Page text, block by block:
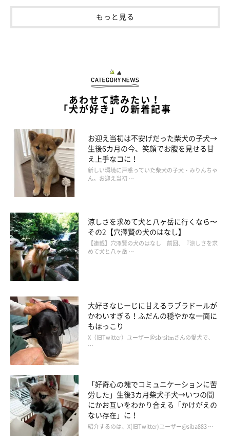
嬉しすぎて、ダブルオテ！
こんちゃんは普段からあのような感じだそうで、「やりたい」
「やりたくない」などの態度の違いがはっきりしている
う。
んについて、飼い主さんはどう思っているのでしょうか。
飼い主さん：
「おやつがあるときとないときの温度差がわかりやすく態度に出
ているところが、人みたいでおもしろいです。普段おやつをあげ
ないからか、こんちゃんはたまにもらえるおやつがすごく嬉しい
みたいで、食いしん坊が前面に出てニコニコ笑顔も全開で…可愛
くてたまらないです。
おもちゃが目の前にあるときなんかも、同じような笑顔全開のオ
テをしてくれるのですが、なにもご褒美がないときはなんかやる
気のないオテを渋々としたり、不服そうな顔をしたあとに颯爽と
立ち去ったりすることも。
わかりやすくて"現金"な犬だなと思います（笑）」
もっと見る
あわせて読みたい！
「犬が好き」の新着記事
お迎え当初は不安げだった柴犬の子犬→
生後6カ月の今、笑顔でお腹を見せる甘
え上手なコに！
新しい環境に戸惑っていた柴犬の子犬・みりんちゃ
ん。お迎え当初 …
涼しさを求めて犬と八ヶ岳に行くなら〜
その2【穴澤賢の犬のはなし】
【連載】穴澤賢の犬のはなし 前回、『涼しさを求
めて犬と八ヶ岳 …
大好きなじーじに甘えるラブラドールが
かわいすぎる！ふだんの穏やかな一面に
もほっこり
X（旧Twitter）ユーザー＠sbrsitmさんの愛犬で、
…
「好奇心の塊でコミュニケーションに苦
労した」生後3カ月柴犬子犬→いつの間
にかお互いをわかり合える「かけがえの
ない存在」に！
紹介するのは、X(旧Twitter)ユーザー@siba883 …